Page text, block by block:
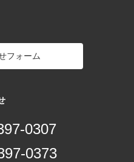
フォーム
0307
0373